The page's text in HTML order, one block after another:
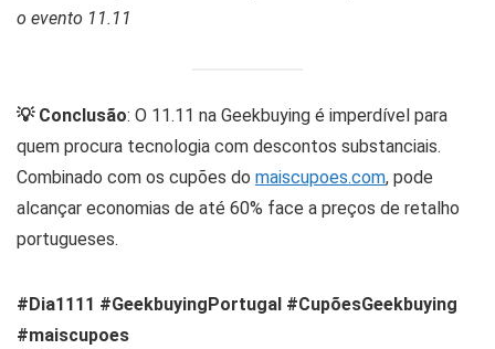
o evento 11.11
💡 Conclusão: O 11.11 na Geekbuying é imperdível para
quem procura tecnologia com descontos substanciais.
Combinado com os cupões do maiscupoes.com, pode
alcançar economias de até 60% face a preços de retalho
portugueses.
#Dia1111 #GeekbuyingPortugal #CupõesGeekbuying
#maiscupoes